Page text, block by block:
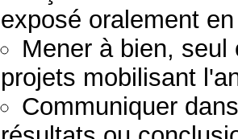
exposé oralement
Mener à bien,
projets mobilisant
Communiquer